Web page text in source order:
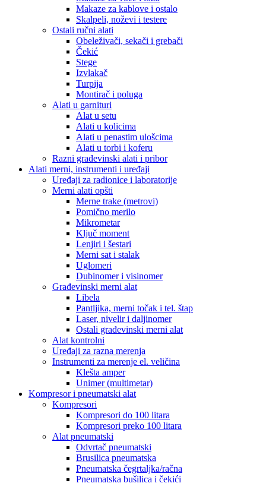
Makaze za kablove i ostalo
Skalpeli, noževi i testere
Ostali ručni alati
Obeleživači, sekači i grebači
Čekić
Stege
Izvlakač
Turpija
Montirač i poluga
Alati u garnituri
Alat u setu
Alati u kolicima
Alati u penastim ulošcima
Alati u torbi i koferu
Razni građevinski alati i pribor
Alati merni, instrumenti i uređaji
Uređaji za radionice i laboratorije
Merni alati opšti
Merne trake (metrovi)
Pomično merilo
Mikrometar
Ključ moment
Lenjiri i šestari
Merni sat i stalak
Uglomeri
Dubinomer i visinomer
Građevinski merni alat
Libela
Pantljika, merni točak i tel. štap
Laser, nivelir i daljinomer
Ostali građevinski merni alat
Alat kontrolni
Uređaji za razna merenja
Instrumenti za merenje el. veličina
Klešta amper
Unimer (multimetar)
Kompresor i pneumatski alat
Kompresori
Kompresori do 100 litara
Kompresori preko 100 litara
Alat pneumatski
Odvrtač pneumatski
Brusilica pneumatska
Pneumatska čegrtaljka/račna
Pneumatska bušilica i čekići